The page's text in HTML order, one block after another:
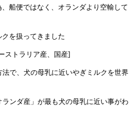
船便ではなく、オランダより空輸して
を扱ってきました
ストラリア産、国産]
で、犬の母乳に近いやぎミルクを世界
ンダ産」が最も犬の母乳に近い事がわ